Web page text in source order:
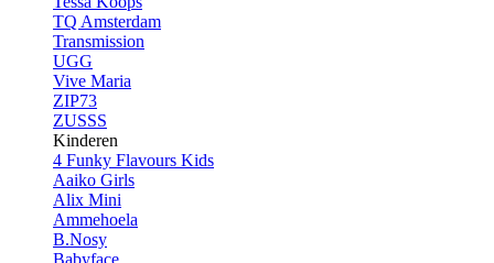
TQ Amsterdam
Transmission
UGG
Vive Maria
ZIP73
ZUSSS
Kinderen
4 Funky Flavours Kids
Aaiko Girls
Alix Mini
Ammehoela
B.Nosy